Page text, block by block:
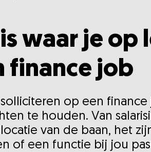
waar je
finance job
op een
te houden. Van
van de baan, het
of een functie bij jou